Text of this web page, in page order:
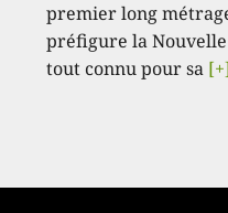
premier long
préfigure la
tout connu pour sa